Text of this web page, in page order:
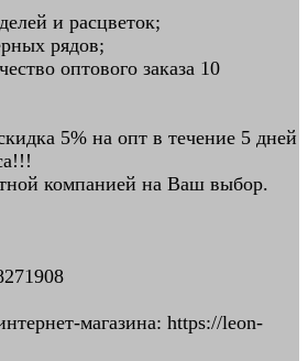
и расцветок;
рядов;
оптового заказа 10
5% на опт в течение 5 дней
компанией на Ваш выбор.
магазина: https://leon-